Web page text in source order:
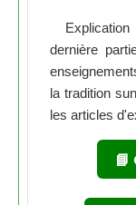
dernière
la tradition
les articles
📘